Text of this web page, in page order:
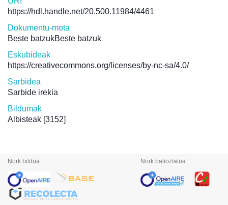
https://hdl.handle.net/20.500.11984/4461
Dokumentu-mota
Beste batzukBeste batzuk
Eskubideak
https://creativecommons.org/licenses/by-nc-sa/4.0/
Sarbidea
Sarbide irekia
Bildumak
Albisteak [3152]
Nork bildua: Nork balioztatua: